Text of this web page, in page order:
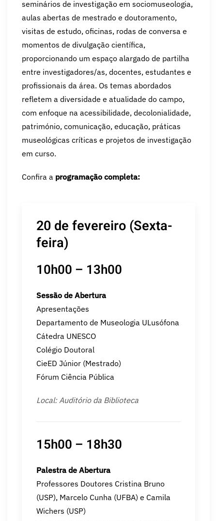
seminários de investigação em sociomuseologia,
aulas abertas de mestrado e doutoramento,
visitas de estudo, oficinas, rodas de conversa e
momentos de divulgação científica,
proporcionando um espaço alargado de partilha
entre investigadores/as, docentes, estudantes e
profissionais da área. Os temas abordados
refletem a diversidade e atualidade do campo,
com enfoque na acessibilidade, decolonialidade,
património, comunicação, educação, práticas
museológicas críticas e projetos de investigação
em curso.
Confira a programação completa:
20 de fevereiro (Sexta-
feira)
10h00 – 13h00
Sessão de Abertura
Apresentações
Departamento de Museologia ULusófona
Cátedra UNESCO
Colégio Doutoral
CieED Júnior (Mestrado)
Fórum Ciência Pública
Local: Auditório da Biblioteca
15h00 – 18h30
Palestra de Abertura
Professores Doutores Cristina Bruno
(USP), Marcelo Cunha (UFBA) e Camila
Wichers (USP)